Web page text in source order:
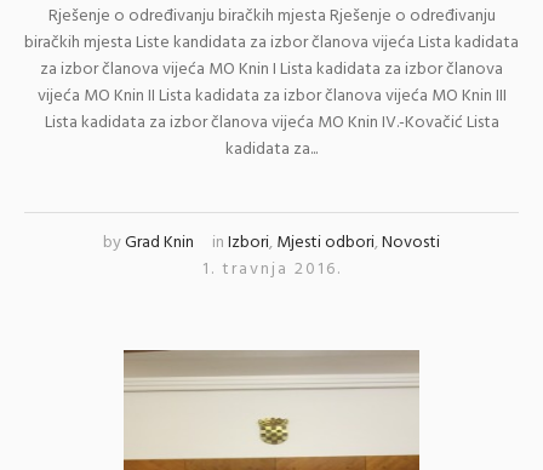
Rješenje o određivanju biračkih mjesta Rješenje o određivanju
biračkih mjesta Liste kandidata za izbor članova vijeća Lista kadidata
za izbor članova vijeća MO Knin I Lista kadidata za izbor članova
vijeća MO Knin II Lista kadidata za izbor članova vijeća MO Knin III
Lista kadidata za izbor članova vijeća MO Knin IV.-Kovačić Lista
kadidata za...
byGrad Knin inIzbori,Mjesti odbori,Novosti
1. travnja 2016.